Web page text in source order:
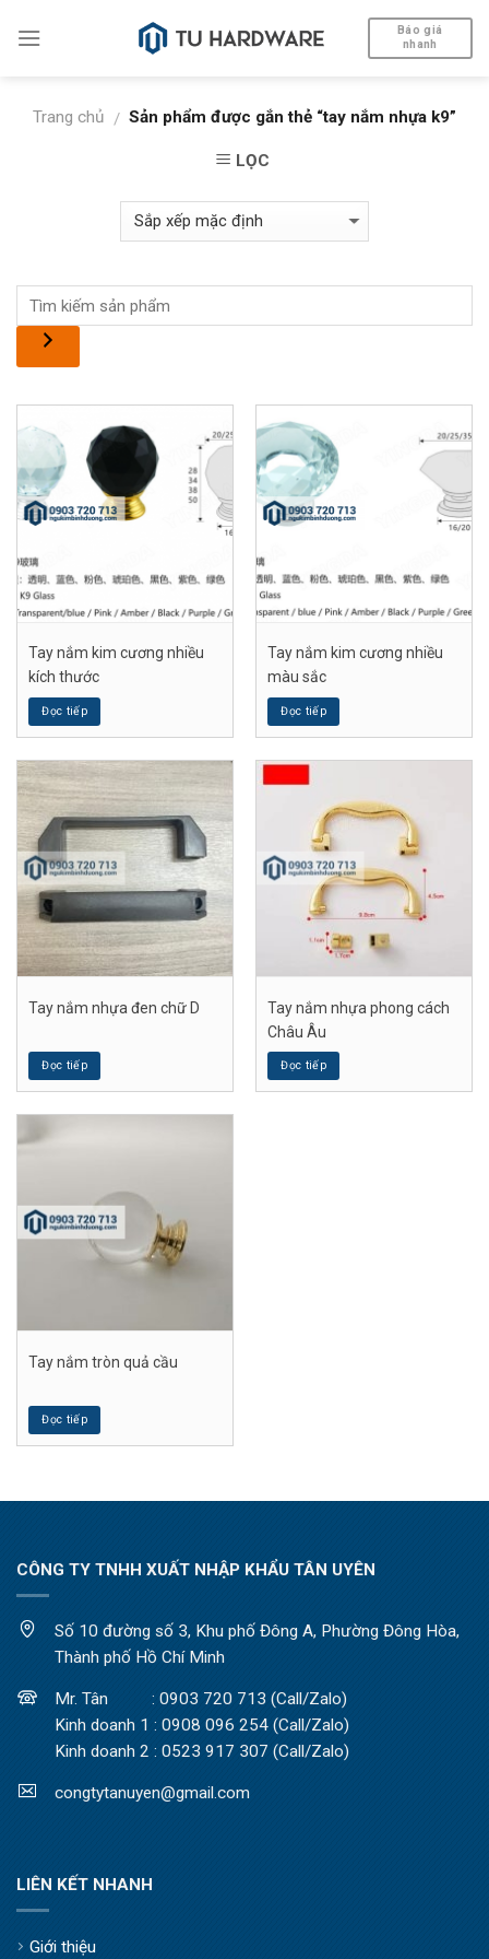
Báo giá
nhanh
Trang chủ / Sản phẩm được gắn thẻ “tay nắm nhựa k9”
LỌC
Tay nắm kim cương nhiều
kích thước
Đọc tiếp
Tay nắm kim cương nhiều
màu sắc
Đọc tiếp
Tay nắm nhựa đen chữ D
Đọc tiếp
Tay nắm nhựa phong cách
Châu Âu
Đọc tiếp
Tay nắm tròn quả cầu
Đọc tiếp
CÔNG TY TNHH XUẤT NHẬP KHẨU TÂN UYÊN
Số 10 đường số 3, Khu phố Đông A, Phường Đông Hòa,
Thành phố Hồ Chí Minh
Mr. Tân : 0903 720 713 (Call/Zalo)
Kinh doanh 1 : 0908 096 254 (Call/Zalo)
Kinh doanh 2 : 0523 917 307 (Call/Zalo)
congtytanuyen@gmail.com
LIÊN KẾT NHANH
Giới thiệu